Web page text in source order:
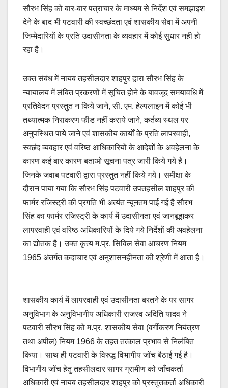
सौरभ सिंह को बार-बार पत्राचार के माध्यम से निर्देश एवं समझाइश
देने के बाद भी पटवारी की स्वच्छंदता एवं शासकीय सेवा में अपनी
जिम्मेदारियों के प्रति उदासीनता के व्यवहार में कोई सुधार नही हो
रहा है।
उक्त संबंध में नायब तहसीलदार शाहपुर द्वारा सौरभ सिंह के
न्यायालय में लंबित प्रकरणों में सूचित होने के बावजूद समयावधि में
प्रतिवेदन प्रस्तुत न किये जाने, सी. एम. हेल्पलाइन में कोई भी
तथ्यात्मक निराकरण फीड नहीं कराये जाने, कर्तव्य स्थल पर
अनुपस्थित पाये जाने एवं शासकीय कार्यों के प्रति लापरवाही,
स्वछंद व्यवहार एवं वरिष्ठ आधिकारियों के आदेशों के अवहेलना के
कारण कई बार कारण बताओ सूचना पत्र जारी किये गये है।
जिनके जवाब पटवारी द्वारा प्रस्तुत नहीं किये गये। समीक्षा के
दौरान पाया गया कि सौरभ सिंह पटवारी उपतहसील शाहपुर की
फार्मर रजिस्ट्री की प्रगति भी अत्यंत न्यूनतम पाई गई है सौरभ
सिंह का फार्मर रजिस्ट्री के कार्य में उदासीनता एवं जानबूझकर
लापरवाही एवं वरिष्ठ अधिकारियों के दिये गये निर्देशों की अवहेलना
का द्योतक है। उक्त कृत्य म.प्र. सिविल सेवा आचरण नियम
1965 अंतर्गत कदाचार एवं अनुशासनहीनता की श्रेणी में आता है।
शासकीय कार्य में लापरवाही एवं उदासीनता बरतने के पर सागर
अनुविभाग के अनुविभागीय अधिकारी राजस्व अदिति यादव ने
पटवारी सौरभ सिंह को म.प्र. शासकीय सेवा (वर्गीकरण नियंत्रण
तथा अपील) नियम 1966 के तहत तत्काल प्रभाव से निलंबित
किया। साथ ही पटवारी के विरुद्ध विभागीय जॉच बैठाई गई है।
विभागीय जॉच हेतु तहसीलदार सागर ग्रामीण को जाँचकर्ता
अधिकारी एवं नायब तहसीलदार शाहपुर को प्रस्तुतकर्ता अधिकारी